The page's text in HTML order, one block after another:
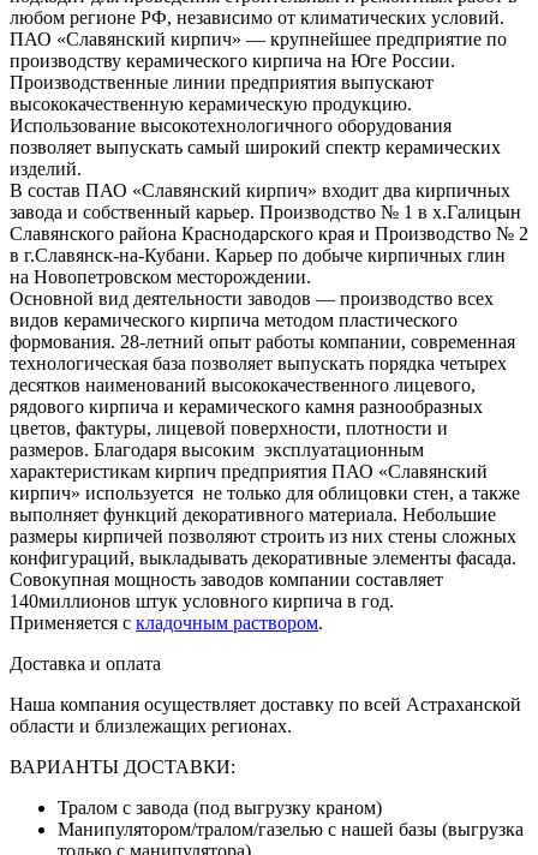
любом регионе РФ, независимо от климатических условий.
ПАО «Славянский кирпич» — крупнейшее предприятие по
производству керамического кирпича на Юге России.
Производственные линии предприятия выпускают
высококачественную керамическую продукцию.
Использование высокотехнологичного оборудования
позволяет выпускать самый широкий спектр керамических
изделий.
В состав ПАО «Славянский кирпич» входит два кирпичных
завода и собственный карьер. Производство № 1 в х.Галицын
Славянского района Краснодарского края и Производство № 2
в г.Славянск-на-Кубани. Карьер по добыче кирпичных глин
на Новопетровском месторождении.
Основной вид деятельности заводов — производство всех
видов керамического кирпича методом пластического
формования. 28-летний опыт работы компании, современная
технологическая база позволяет выпускать порядка четырех
десятков наименований высококачественного лицевого,
рядового кирпича и керамического камня разнообразных
цветов, фактуры, лицевой поверхности, плотности и
размеров. Благодаря высоким эксплуатационным
характеристикам кирпич предприятия ПАО «Славянский
кирпич» используется не только для облицовки стен, а также
выполняет функций декоративного материала. Небольшие
размеры кирпичей позволяют строить из них стены сложных
конфигураций, выкладывать декоративные элементы фасада.
Совокупная мощность заводов компании составляет
140миллионов штук условного кирпича в год.
Применяется с кладочным раствором.
Доставка и оплата
Наша компания осуществляет доставку по всей Астраханской
области и близлежащих регионах.
ВАРИАНТЫ ДОСТАВКИ:
Тралом с завода (под выгрузку краном)
Манипулятором/тралом/газелью с нашей базы (выгрузка
только с манипулятора)